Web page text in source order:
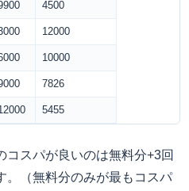
4500
12000
10000
7826
5455
コスパが良いのは無料分+3回
。（無料分のみが最もコスパ